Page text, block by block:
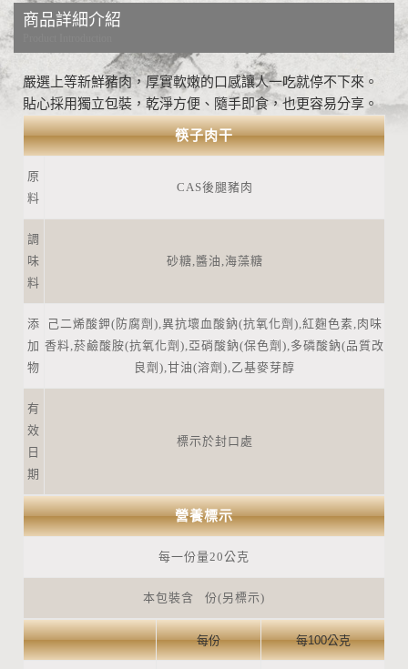
商品詳細介紹
嚴選上等新鮮豬肉，厚實軟嫩的口感讓人一吃就停不下來。
貼心採用獨立包裝，乾淨方便、隨手即食，也更容易分享。
筷子肉干
原
料
CAS後腿豬肉
調
味
料
砂糖,醬油,海藻糖
添
加
物
己二烯酸鉀(防腐劑),異抗壞血酸鈉(抗氧化劑),紅麴色素,肉味
香料,菸鹼酸胺(抗氧化劑),亞硝酸鈉(保色劑),多磷酸鈉(品質改
良劑),甘油(溶劑),乙基麥芽醇
有
效
日
期
標示於封口處
營養標示
每一份量20公克
本包裝含 份(另標示)
每份 每100公克